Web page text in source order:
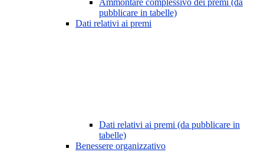
Ammontare complessivo dei premi (da
pubblicare in tabelle)
Dati relativi ai premi
Dati relativi ai premi (da pubblicare in
tabelle)
Benessere organizzativo